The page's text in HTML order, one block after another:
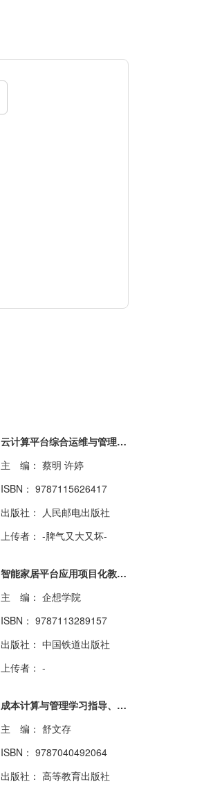
云计算平台综合运维与管理（OpenStack+Kubernetes）（微课版）
主 编： 蔡明 许婷
ISBN： 9787115626417
出版社： 人民邮电出版社
上传者： -脾气又大又坏-
智能家居平台应用项目化教程（第二版）
主 编： 企想学院
ISBN： 9787113289157
出版社： 中国铁道出版社
上传者： -
成本计算与管理学习指导、习题与项目实训（第二版）
主 编： 舒文存
ISBN： 9787040492064
出版社： 高等教育出版社